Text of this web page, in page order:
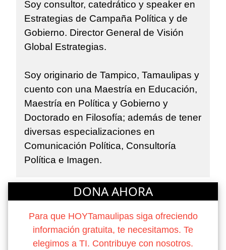
Soy consultor, catedrático y speaker en
Estrategias de Campaña Política y de
Gobierno. Director General de Visión
Global Estrategias.
Soy originario de Tampico, Tamaulipas y
cuento con una Maestría en Educación,
Maestría en Política y Gobierno y
Doctorado en Filosofía; además de tener
diversas especializaciones en
Comunicación Política, Consultoría
Política e Imagen.
DONA AHORA
Para que HOYTamaulipas siga ofreciendo
información gratuita, te necesitamos. Te
elegimos a TI. Contribuye con nosotros.